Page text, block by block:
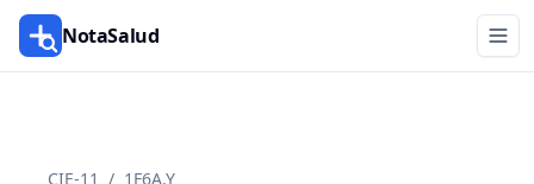
NotaSalud
CIE-11 / 1F6A.Y